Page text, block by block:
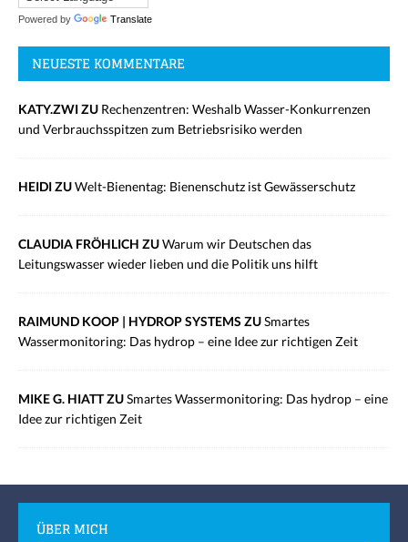
Powered by Translate
NEUESTE KOMMENTARE
KATY.ZWI ZU Rechenzentren: Weshalb Wasser-Konkurrenzen
und Verbrauchsspitzen zum Betriebsrisiko werden
HEIDI ZUWelt-Bienentag: Bienenschutz ist Gewässerschutz
CLAUDIA FRÖHLICH ZUWarum wir Deutschen das
Leitungswasser wieder lieben und die Politik uns hilft
RAIMUND KOOP | HYDROP SYSTEMS ZUSmartes
Wassermonitoring: Das hydrop – eine Idee zur richtigen Zeit
MIKE G. HIATT ZUSmartes Wassermonitoring: Das hydrop – eine
Idee zur richtigen Zeit
ÜBER MICH